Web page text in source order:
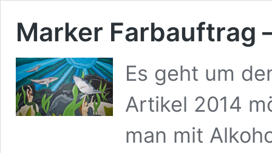
Marker Farbauftrag
Es geht um
Artikel 2014
man mit